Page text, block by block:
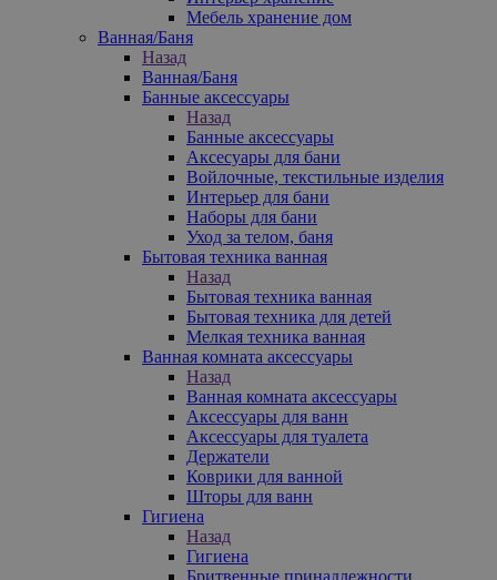
Мебель хранение дом
Ванная/Баня
Назад
Ванная/Баня
Банные аксессуары
Назад
Банные аксессуары
Аксесуары для бани
Войлочные, текстильные изделия
Интерьер для бани
Наборы для бани
Уход за телом, баня
Бытовая техника ванная
Назад
Бытовая техника ванная
Бытовая техника для детей
Мелкая техника ванная
Ванная комната аксессуары
Назад
Ванная комната аксессуары
Аксессуары для ванн
Аксессуары для туалета
Держатели
Коврики для ванной
Шторы для ванн
Гигиена
Назад
Гигиена
Бритвенные принадлежности